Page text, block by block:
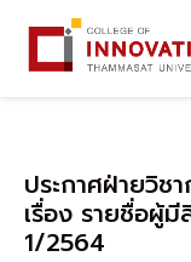
ประกาศฝ่ายวิช
เรื่อง รายชื่อผู้
1/2564